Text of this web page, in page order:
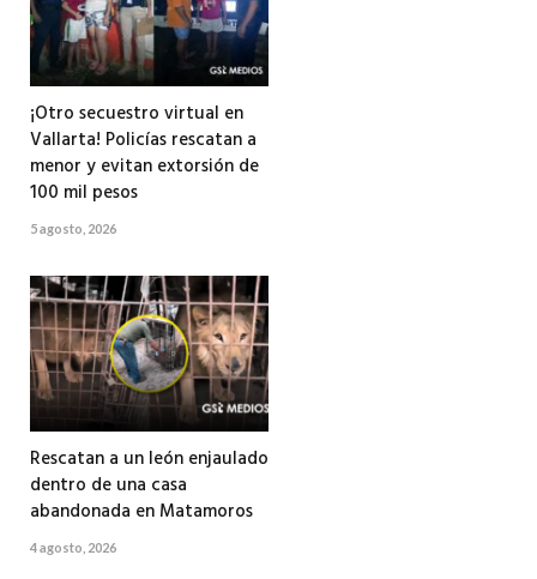
¡Otro secuestro virtual en
Vallarta! Policías rescatan a
menor y evitan extorsión de
100 mil pesos
5 agosto, 2026
Rescatan a un león enjaulado
dentro de una casa
abandonada en Matamoros
4 agosto, 2026